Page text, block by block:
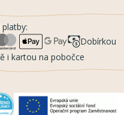
Dobírkou
i kartou na pobočce